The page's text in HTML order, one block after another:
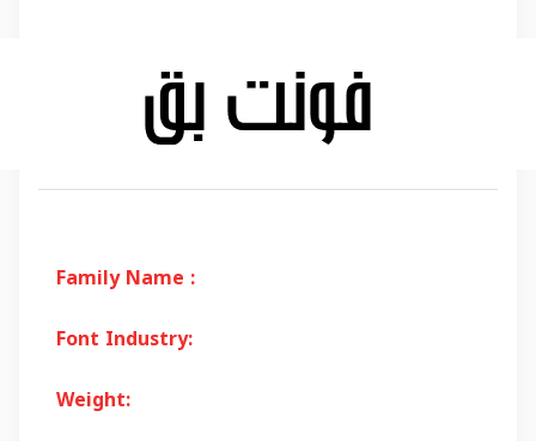
Family Name :
Font Industry:
Weight: